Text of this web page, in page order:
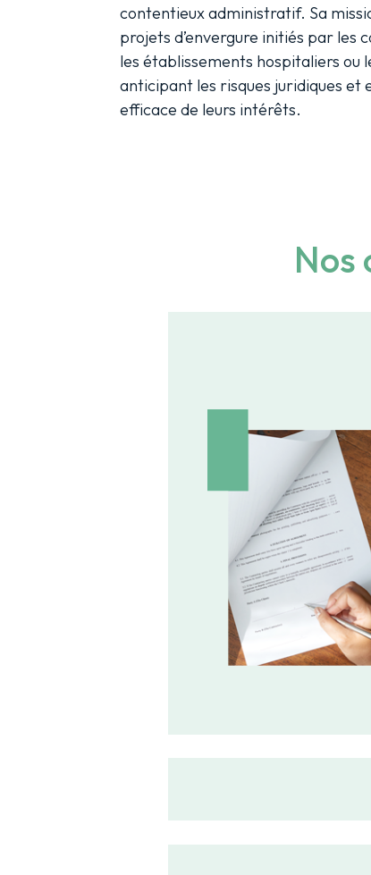
contentieux administratif. Sa
projets d’envergure initiés par
les établissements hospitaliers ou
anticipant les risques juridiques et
efficace de leurs intérêts.
Nos